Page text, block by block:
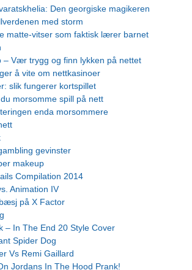
Den georgiske magikeren
med storm
matte-vitser som faktisk lærer barnet
– Vær trygg og finn lykken på nettet
å vite om nettkasinoer
slik fungerer kortspillet
morsomme spill på nett
enda morsommere
gevinster
makeup
Compilation 2014
Animation IV
på X Factor
– In The End 20 Style Cover
Spider Dog
Vs Remi Gaillard
Jordans In The Hood Prank!